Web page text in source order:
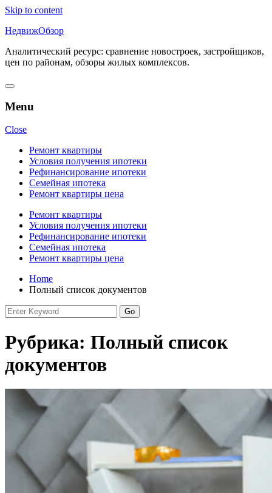
Skip to content
НедвижОбзор
Аналитический ресурс: сравнение новостроек, застройщиков,
цен по районам, обзоры жилых комплексов.
Menu
Close
Ремонт квартиры
Условия получения ипотеки
Рефинансирование ипотеки
Семейная ипотека
Ремонт квартиры цена
Ремонт квартиры
Условия получения ипотеки
Рефинансирование ипотеки
Семейная ипотека
Ремонт квартиры цена
Home
Полный список документов
Рубрика: Полный список
документов